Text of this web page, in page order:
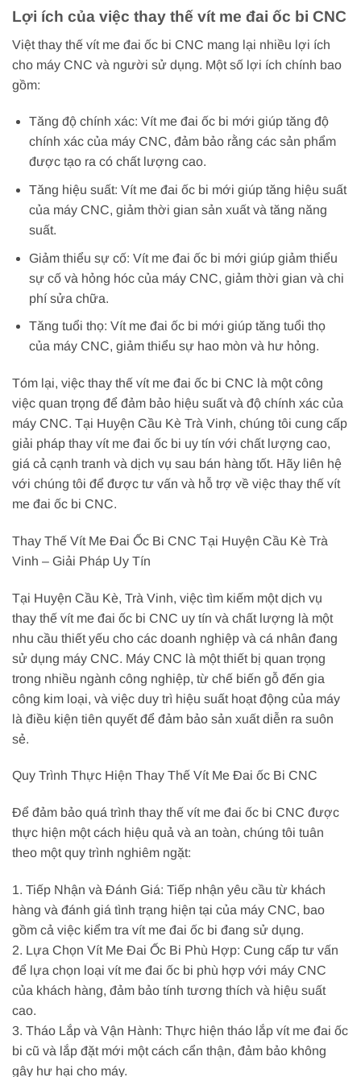
Lợi ích của việc thay thế vít me đai ốc bi CNC
Việt thay thế vít me đai ốc bi CNC mang lại nhiều lợi ích
cho máy CNC và người sử dụng. Một số lợi ích chính bao
gồm:
Tăng độ chính xác: Vít me đai ốc bi mới giúp tăng độ
chính xác của máy CNC, đảm bảo rằng các sản phẩm
được tạo ra có chất lượng cao.
Tăng hiệu suất: Vít me đai ốc bi mới giúp tăng hiệu suất
của máy CNC, giảm thời gian sản xuất và tăng năng
suất.
Giảm thiểu sự cố: Vít me đai ốc bi mới giúp giảm thiểu
sự cố và hỏng hóc của máy CNC, giảm thời gian và chi
phí sửa chữa.
Tăng tuổi thọ: Vít me đai ốc bi mới giúp tăng tuổi thọ
của máy CNC, giảm thiểu sự hao mòn và hư hỏng.
Tóm lại, việc thay thế vít me đai ốc bi CNC là một công
việc quan trọng để đảm bảo hiệu suất và độ chính xác của
máy CNC. Tại Huyện Cầu Kè Trà Vinh, chúng tôi cung cấp
giải pháp thay vít me đai ốc bi uy tín với chất lượng cao,
giá cả cạnh tranh và dịch vụ sau bán hàng tốt. Hãy liên hệ
với chúng tôi để được tư vấn và hỗ trợ về việc thay thế vít
me đai ốc bi CNC.
Thay Thế Vít Me Đai Ốc Bi CNC Tại Huyện Cầu Kè Trà
Vinh – Giải Pháp Uy Tín
Tại Huyện Cầu Kè, Trà Vinh, việc tìm kiếm một dịch vụ
thay thế vít me đai ốc bi CNC uy tín và chất lượng là một
nhu cầu thiết yếu cho các doanh nghiệp và cá nhân đang
sử dụng máy CNC. Máy CNC là một thiết bị quan trọng
trong nhiều ngành công nghiệp, từ chế biến gỗ đến gia
công kim loại, và việc duy trì hiệu suất hoạt động của máy
là điều kiện tiên quyết để đảm bảo sản xuất diễn ra suôn
sẻ.
Quy Trình Thực Hiện Thay Thế Vít Me Đai ốc Bi CNC
Để đảm bảo quá trình thay thế vít me đai ốc bi CNC được
thực hiện một cách hiệu quả và an toàn, chúng tôi tuân
theo một quy trình nghiêm ngặt:
1. Tiếp Nhận và Đánh Giá: Tiếp nhận yêu cầu từ khách
hàng và đánh giá tình trạng hiện tại của máy CNC, bao
gồm cả việc kiểm tra vít me đai ốc bi đang sử dụng.
2. Lựa Chọn Vít Me Đai Ốc Bi Phù Hợp: Cung cấp tư vấn
để lựa chọn loại vít me đai ốc bi phù hợp với máy CNC
của khách hàng, đảm bảo tính tương thích và hiệu suất
cao.
3. Tháo Lắp và Vận Hành: Thực hiện tháo lắp vít me đai ốc
bi cũ và lắp đặt mới một cách cẩn thận, đảm bảo không
gây hư hại cho máy.